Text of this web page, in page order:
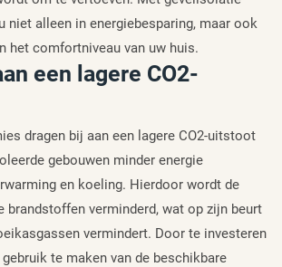
niet alleen in energiebesparing, maar ook
het comfortniveau van uw huis.
een lagere CO2-
dragen bij aan een lagere CO2-uitstoot
gebouwen minder energie
en koeling. Hierdoor wordt de
brandstoffen verminderd, wat op zijn beurt
vermindert. Door te investeren
te maken van de beschikbare